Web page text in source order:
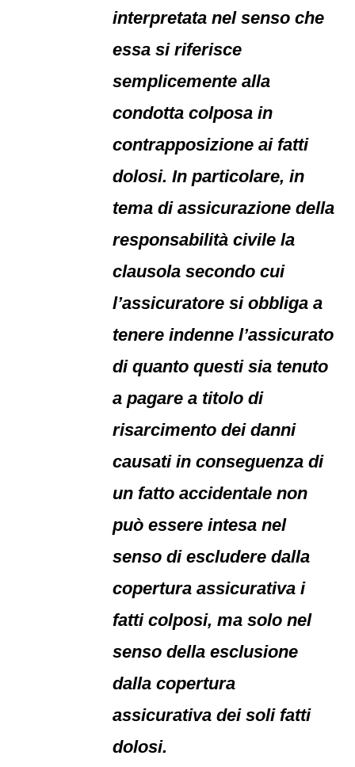
interpretata nel senso che
essa si riferisce
semplicemente alla
condotta colposa in
contrapposizione ai fatti
dolosi. In particolare, in
tema di assicurazione della
responsabilità civile la
clausola secondo cui
l’assicuratore si obbliga a
tenere indenne l’assicurato
di quanto questi sia tenuto
a pagare a titolo di
risarcimento dei danni
causati in conseguenza di
un fatto accidentale non
può essere intesa nel
senso di escludere dalla
copertura assicurativa i
fatti colposi, ma solo nel
senso della esclusione
dalla copertura
assicurativa dei soli fatti
dolosi.